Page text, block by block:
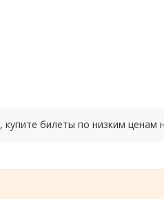
, купите билеты по низким